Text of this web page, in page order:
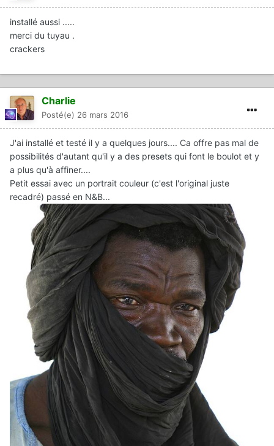
installé aussi .....
merci du tuyau .
crackers
Charlie
Posté(e) 26 mars 2016
J'ai installé et testé il y a quelques jours.... Ca offre pas mal de
possibilités d'autant qu'il y a des presets qui font le boulot et y
a plus qu'à affiner....
Petit essai avec un portrait couleur (c'est l'original juste
recadré) passé en N&B...